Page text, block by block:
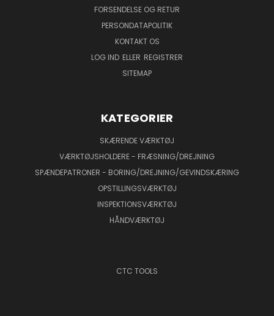
FORSENDELSE OG RETUR
PERSONDATAPOLITIK
KONTAKT OS
LOG IND ELLER REGISTRER
SITEMAP
KATEGORIER
SKÆRENDE VÆRKTØJ
VÆRKTØJSHOLDERE - FRÆSNING/DREJNING
SPÆNDEPATRONER - BORING/DREJNING/GEVINDSKÆRING
OPSTILLINGSVÆRKTØJ
INSPEKTIONSVÆRKTØJ
HÅNDVÆRKTØJ
CTC TOOLS